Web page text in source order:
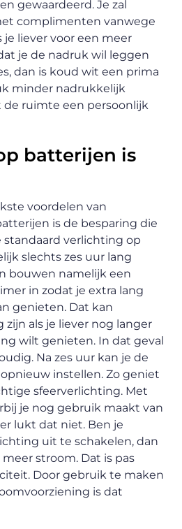
gewaardeerd. Je zal
complimenten vanwege
je liever voor een meer
je de nadruk wil leggen
dan is koud wit een prima
minder nadrukkelijk
de ruimte een persoonlijk
batterijen is
voordelen van
is de besparing die
standaard verlichting op
slechts zes uur lang
bouwen namelijk een
in zodat je extra lang
genieten. Dat kan
zijn als je liever nog langer
wilt genieten. In dat geval
Na zes uur kan je de
instellen. Zo geniet
sfeerverlichting. Met
je nog gebruik maakt van
lukt dat niet. Ben je
uit te schakelen, dan
stroom. Dat is pas
Door gebruik te maken
is dat